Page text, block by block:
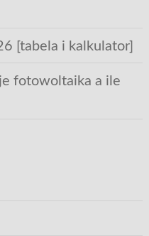
[tabela i kalkulator]
fotowoltaika a ile